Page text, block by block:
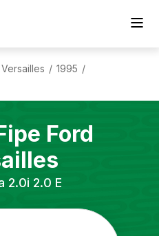
Versailles / 1995 /
Ford
2.0i 2.0 E